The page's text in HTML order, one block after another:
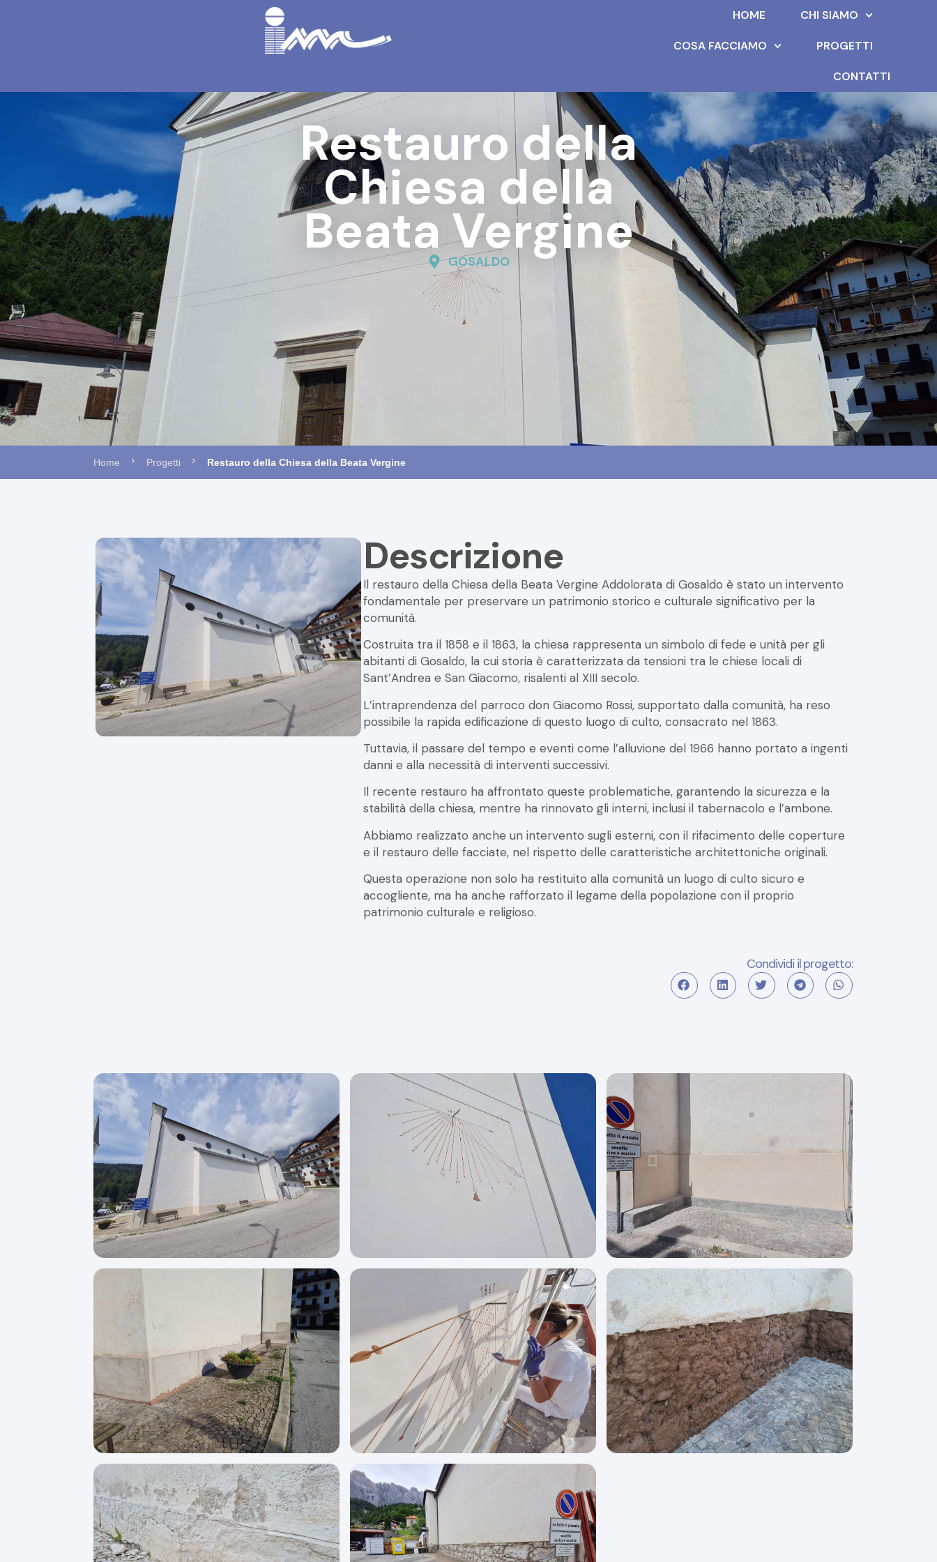
HOME CHI SIAMO
COSA FACCIAMO PROGETTI
CONTATTI
Restauro della
Chiesa della
Beata Vergine
GOSALDO
Home Progetti Restauro della Chiesa della Beata Vergine
Descrizione
Il restauro della Chiesa della Beata Vergine Addolorata di Gosaldo è stato un intervento
fondamentale per preservare un patrimonio storico e culturale significativo per la
comunità.
Costruita tra il 1858 e il 1863, la chiesa rappresenta un simbolo di fede e unità per gli
abitanti di Gosaldo, la cui storia è caratterizzata da tensioni tra le chiese locali di
Sant’Andrea e San Giacomo, risalenti al XIII secolo.
L’intraprendenza del parroco don Giacomo Rossi, supportato dalla comunità, ha reso
possibile la rapida edificazione di questo luogo di culto, consacrato nel 1863.
Tuttavia, il passare del tempo e eventi come l’alluvione del 1966 hanno portato a ingenti
danni e alla necessità di interventi successivi.
Il recente restauro ha affrontato queste problematiche, garantendo la sicurezza e la
stabilità della chiesa, mentre ha rinnovato gli interni, inclusi il tabernacolo e l’ambone.
Abbiamo realizzato anche un intervento sugli esterni, con il rifacimento delle coperture
e il restauro delle facciate, nel rispetto delle caratteristiche architettoniche originali.
Questa operazione non solo ha restituito alla comunità un luogo di culto sicuro e
accogliente, ma ha anche rafforzato il legame della popolazione con il proprio
patrimonio culturale e religioso.
Condividi il progetto: